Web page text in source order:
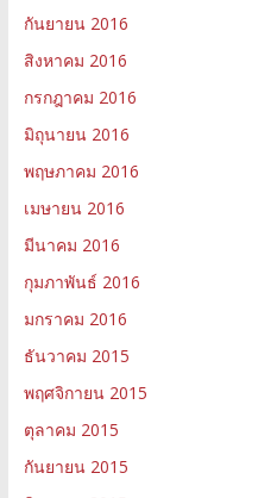
กันยายน 2016
สิงหาคม 2016
กรกฎาคม 2016
มิถุนายน 2016
พฤษภาคม 2016
เมษายน 2016
มีนาคม 2016
กุมภาพันธ์ 2016
มกราคม 2016
ธันวาคม 2015
พฤศจิกายน 2015
ตุลาคม 2015
กันยายน 2015